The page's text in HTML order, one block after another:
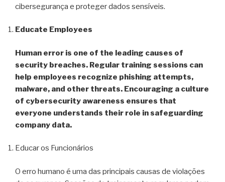
cibersegurança e proteger dados sensíveis.
Educate Employees
Human error is one of the leading causes of
security breaches. Regular training sessions can
help employees recognize phishing attempts,
malware, and other threats. Encouraging a culture
of cybersecurity awareness ensures that
everyone understands their role in safeguarding
company data.
Educar os Funcionários
O erro humano é uma das principais causas de violações